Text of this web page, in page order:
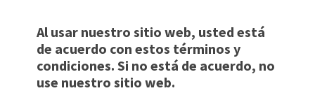
Al usar nuestro sitio web, usted está
de acuerdo con estos términos y
condiciones.Si no está de acuerdo, no
use nuestro sitio web.